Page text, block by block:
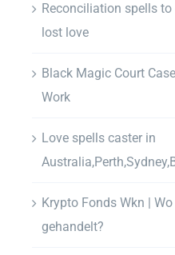
Reconciliation spells
lost love
Black Magic Court
Work
Love spells caster in
Krypto Fonds Wkn |
gehandelt?